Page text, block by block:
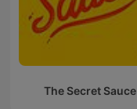
The Secret Sauce